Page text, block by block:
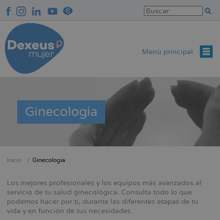
contenido
principal
Menú principal
Ginecología
enlaces
de
ayuda
a
Inicio Ginecología
Los mejores profesionales y los equipos más avanzados al
servicio de tu salud ginecológica. Consulta todo lo que
podemos hacer por ti, durante las diferentes etapas de tu
vida y en función de tus necesidades.